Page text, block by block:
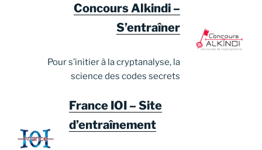
Concours Alkindi –
S’entraîner
Pour s’initier à la cryptanalyse, la
science des codes secrets
France IOI – Site
d’entraînement